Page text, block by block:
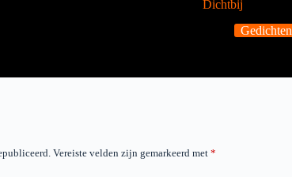
Dichtbij
Gedichten
Vereiste velden zijn gemarkeerd met *